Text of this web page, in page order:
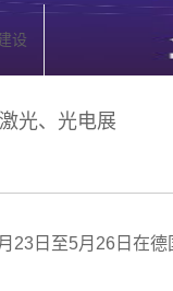
设
光、光电展
23日至5月26日在